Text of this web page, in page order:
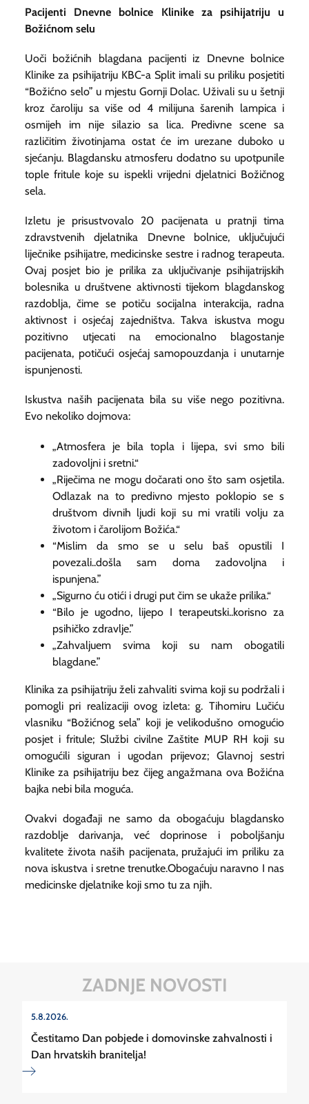
Pacijenti Dnevne bolnice Klinike za psihijatriju u
Božićnom selu
Uoči božićnih blagdana pacijenti iz Dnevne bolnice
Klinike za psihijatriju KBC-a Split imali su priliku posjetiti
“Božićno selo” u mjestu Gornji Dolac. Uživali su u šetnji
kroz čaroliju sa više od 4 milijuna šarenih lampica i
osmijeh im nije silazio sa lica. Predivne scene sa
različitim životinjama ostat će im urezane duboko u
sjećanju. Blagdansku atmosferu dodatno su upotpunile
tople fritule koje su ispekli vrijedni djelatnici Božičnog
sela.
Izletu je prisustvovalo 20 pacijenata u pratnji tima
zdravstvenih djelatnika Dnevne bolnice, uključujući
liječnike psihijatre, medicinske sestre i radnog terapeuta.
Ovaj posjet bio je prilika za uključivanje psihijatrijskih
bolesnika u društvene aktivnosti tijekom blagdanskog
razdoblja, čime se potiču socijalna interakcija, radna
aktivnost i osjećaj zajedništva. Takva iskustva mogu
pozitivno utjecati na emocionalno blagostanje
pacijenata, potičući osjećaj samopouzdanja i unutarnje
ispunjenosti.
Iskustva naših pacijenata bila su više nego pozitivna.
Evo nekoliko dojmova:
„Atmosfera je bila topla i lijepa, svi smo bili
zadovoljni i sretni.“
„Riječima ne mogu dočarati ono što sam osjetila.
Odlazak na to predivno mjesto poklopio se s
društvom divnih ljudi koji su mi vratili volju za
životom i čarolijom Božića.“
“Mislim da smo se u selu baš opustili I
povezali..došla sam doma zadovoljna i
ispunjena.”
„Sigurno ću otići i drugi put čim se ukaže prilika.“
“Bilo je ugodno, lijepo I terapeutski..korisno za
psihičko zdravlje.”
„Zahvaljuem svima koji su nam obogatili
blagdane.”
Klinika za psihijatriju želi zahvaliti svima koji su podržali i
pomogli pri realizaciji ovog izleta: g. Tihomiru Lučiću
vlasniku “Božićnog sela” koji je velikodušno omogućio
posjet i fritule; Službi civilne Zaštite MUP RH koji su
omogućili siguran i ugodan prijevoz; Glavnoj sestri
Klinike za psihijatriju bez čijeg angažmana ova Božićna
bajka nebi bila moguća.
Ovakvi događaji ne samo da obogaćuju blagdansko
razdoblje darivanja, već doprinose i poboljšanju
kvalitete života naših pacijenata, pružajući im priliku za
nova iskustva i sretne trenutke.Obogaćuju naravno I nas
medicinske djelatnike koji smo tu za njih.
ZADNJE NOVOSTI
5.8.2026.
Čestitamo Dan pobjede i domovinske zahvalnosti i
Dan hrvatskih branitelja!